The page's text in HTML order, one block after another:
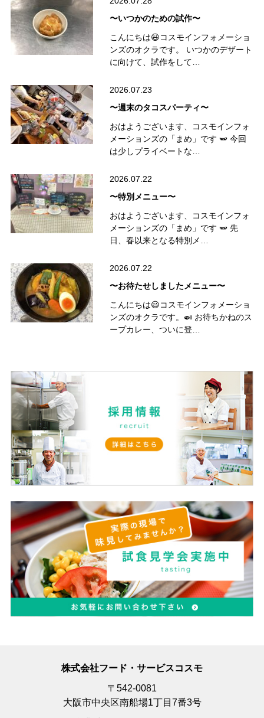
〜いつかのための試作〜
こんにちは😃コスモインフォメーショ
ンズのオクラです。 いつかのデザート
に向けて、試作をして…
2026.07.23
〜週末のタコスパーティ〜
おはようございます、コスモインフォ
メーションズの「まめ」です 🫛 今回
は少しプライベートな…
2026.07.22
〜特別メニュー〜
おはようございます、コスモインフォ
メーションズの「まめ」です 🫛 先
日、春以来となる特別メ…
2026.07.22
〜お待たせしましたメニュー〜
こんにちは😃コスモインフォメーショ
ンズのオクラです。🍛 お待ちかねのス
ープカレー、ついに登…
株式会社フード・サービスコスモ
〒542-0081
大阪市中央区南船場1丁目7番3号